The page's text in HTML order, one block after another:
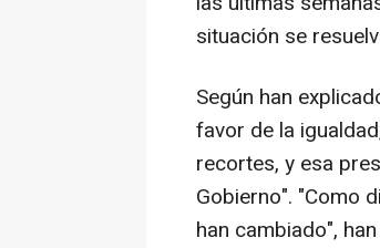
situación se
Según han
favor de la
recortes, y esa
Gobierno". "Como
han cambiado",